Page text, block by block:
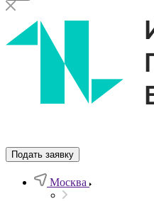
Подать заявку
Москва